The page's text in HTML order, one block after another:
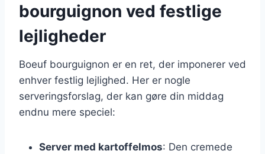
bourguignon ved festlige
lejligheder
Boeuf bourguignon er en ret, der imponerer ved
enhver festlig lejlighed. Her er nogle
serveringsforslag, der kan gøre din middag
endnu mere speciel:
Server med kartoffelmos: Den cremede